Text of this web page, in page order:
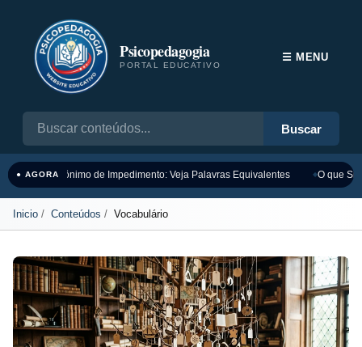
Psicopedagogia
PORTAL EDUCATIVO
Buscar
☰ MENU
● AGORASinônimo de Impedimento: Veja Palavras Equivalentes O que
Inicio Conteúdos Vocabulário